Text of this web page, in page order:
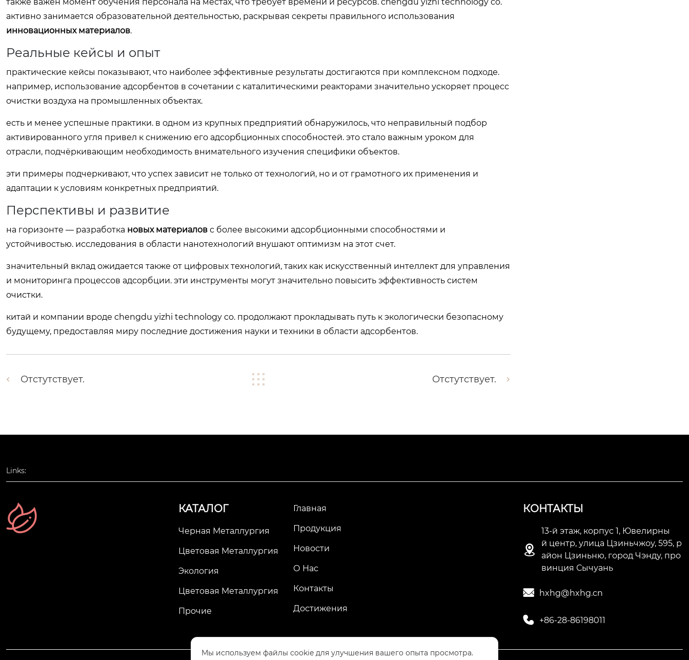
активно занимается образовательной деятельностью, раскрывая секреты правильного использования
инновационных материалов.
Реальные кейсы и опыт
практические кейсы показывают, что наиболее эффективные результаты достигаются при комплексном подходе.
например, использование адсорбентов в сочетании с каталитическими реакторами значительно ускоряет процесс
очистки воздуха на промышленных объектах.
есть и менее успешные практики. в одном из крупных предприятий обнаружилось, что неправильный подбор
активированного угля привел к снижению его адсорбционных способностей. это стало важным уроком для
отрасли, подчёркивающим необходимость внимательного изучения специфики объектов.
эти примеры подчеркивают, что успех зависит не только от технологий, но и от грамотного их применения и
адаптации к условиям конкретных предприятий.
Перспективы и развитие
на горизонте — разработка новых материалов с более высокими адсорбционными способностями и
устойчивостью. исследования в области нанотехнологий внушают оптимизм на этот счет.
значительный вклад ожидается также от цифровых технологий, таких как искусственный интеллект для управления
и мониторинга процессов адсорбции. эти инструменты могут значительно повысить эффективность систем
очистки.
китай и компании вроде chengdu yizhi technology co. продолжают прокладывать путь к экологически безопасному
будущему, предоставляя миру последние достижения науки и техники в области адсорбентов.
Отстутствует. Отстутствует.
Links:
КАТАЛОГ
Черная Металлургия
Цветовая Металлургия
Экология
Цветовая Металлургия
Прочие
Главная
Продукция
Новости
О Нас
Контакты
Достижения
КОНТАКТЫ

13-й этаж, корпус 1, Ювелирны
й центр, улица Цзиньчжоу, 595, р
айон Цзиньню, город Чэнду, про
винция Сычуань
 hxhg@hxhg.cn
 +86-28-86198011
Мы используем файлы cookie для улучшения вашего опыта просмотра.